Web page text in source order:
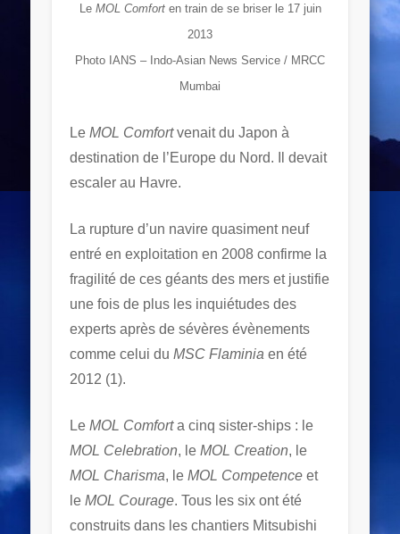
Le MOL Comfort en train de se briser le 17 juin
2013
Photo IANS – Indo-Asian News Service / MRCC
Mumbai
LeMOL Comfortvenait du Japon à
destination de l’Europe du Nord. Il devait
escaler au Havre.
La rupture d’un navire quasiment neuf
entré en exploitation en 2008 confirme la
fragilité de ces géants des mers et justifie
une fois de plus les inquiétudes des
experts après de sévères évènements
comme celui duMSC Flaminia en été
2012 (1).
LeMOL Comforta cinq sister-ships : le
MOL Celebration, leMOL Creation, le
MOL Charisma, leMOL Competence et
leMOL Courage. Tous les six ont été
construits dans les chantiers Mitsubishi